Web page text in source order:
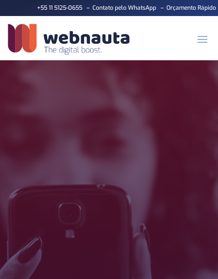
+55 11 5125-0655– Contato pelo WhatsApp– Orçamento Rápido